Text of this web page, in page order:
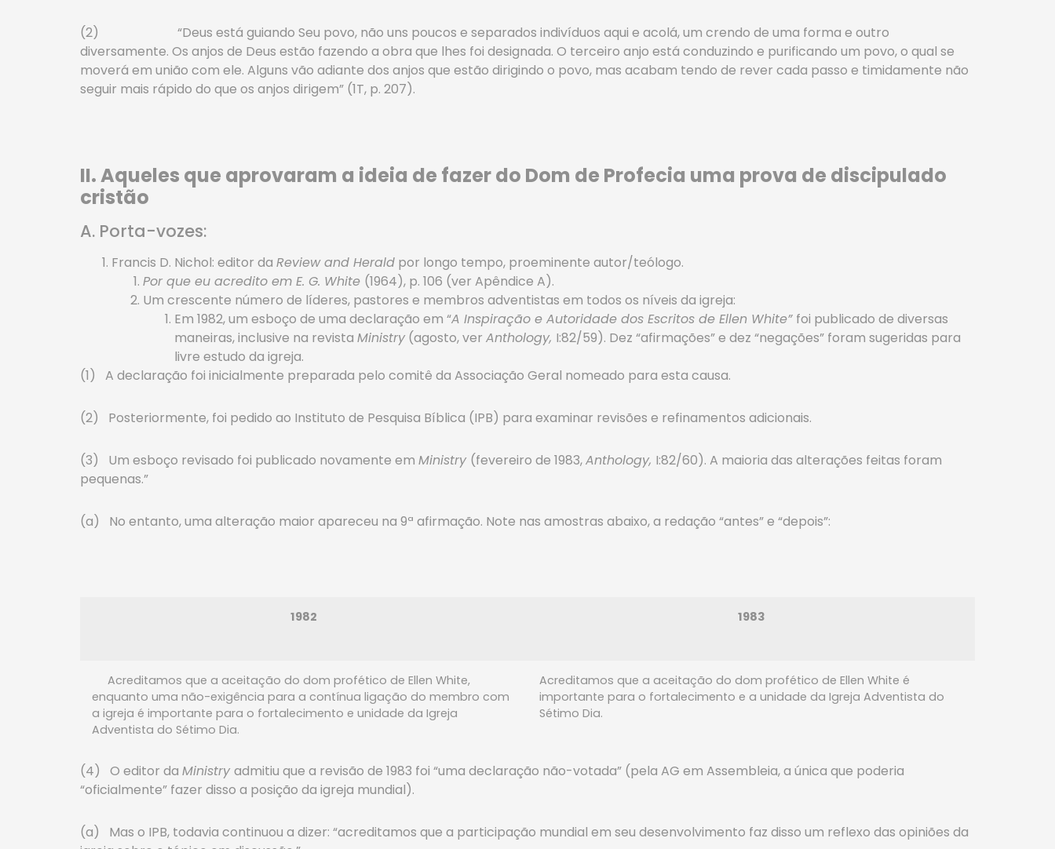
(2) “Deus está guiando Seu povo, não uns poucos e separados indivíduos aqui e acolá, um crendo de uma forma e outro
diversamente. Os anjos de Deus estão fazendo a obra que lhes foi designada. O terceiro anjo está conduzindo e purificando um povo, o qual se
moverá em união com ele. Alguns vão adiante dos anjos que estão dirigindo o povo, mas acabam tendo de rever cada passo e timidamente não
seguir mais rápido do que os anjos dirigem” (1T, p. 207).
II. Aqueles que aprovaram a ideia de fazer do Dom de Profecia uma prova de discipulado
cristão
A. Porta-vozes:
Francis D. Nichol: editor da Review and Herald por longo tempo, proeminente autor/teólogo.
Por que eu acredito em E. G. White (1964), p. 106 (ver Apêndice A).
Um crescente número de líderes, pastores e membros adventistas em todos os níveis da igreja:
Em 1982, um esboço de uma declaração em “A Inspiração e Autoridade dos Escritos de Ellen White” foi publicado de diversas
maneiras, inclusive na revista Ministry(agosto, ver Anthology, I:82/59). Dez “afirmações” e dez “negações” foram sugeridas para
livre estudo da igreja.
(1) A declaração foi inicialmente preparada pelo comitê da Associação Geral nomeado para esta causa.
(2) Posteriormente, foi pedido ao Instituto de Pesquisa Bíblica (IPB) para examinar revisões e refinamentos adicionais.
(3) Um esboço revisado foi publicado novamente em Ministry (fevereiro de 1983,Anthology, I:82/60). A maioria das alterações feitas foram
pequenas.”
(a) No entanto, uma alteração maior apareceu na 9ª afirmação. Note nas amostras abaixo, a redação “antes” e “depois”:
1982 1983
Acreditamos que a aceitação do dom profético de Ellen White,
enquanto uma não-exigência para a contínua ligação do membro com
a igreja é importante para o fortalecimento e unidade da Igreja
Adventista do Sétimo Dia.
Acreditamos que a aceitação do dom profético de Ellen White é
importante para o fortalecimento e a unidade da Igreja Adventista do
Sétimo Dia.
(4) O editor da Ministryadmitiu que a revisão de 1983 foi “uma declaração não-votada” (pela AG em Assembleia, a única que poderia
“oficialmente” fazer disso a posição da igreja mundial).
(a) Mas o IPB, todavia continuou a dizer: “acreditamos que a participação mundial em seu desenvolvimento faz disso um reflexo das opiniões da